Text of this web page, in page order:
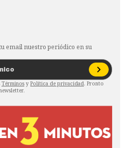
email nuestro periódico en su
Términos y Política de privacidad. Pronto